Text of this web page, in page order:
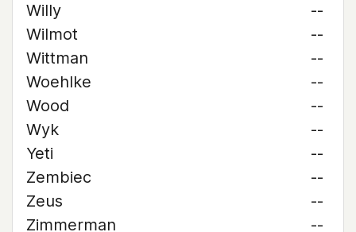
Willy
--
Wilmot
--
Wittman
--
Woehlke
--
Wood
--
Wyk
--
Yeti
--
Zembiec
--
Zeus
--
Zimmerman
--